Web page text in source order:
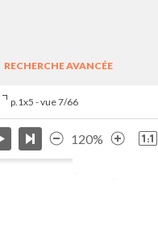
RECHERCHE AVANCÉE
p.1x5 - vue 7/66
120%